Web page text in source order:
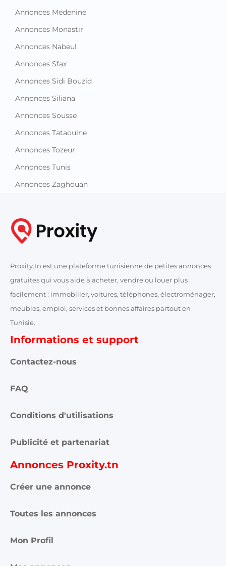
Annonces Medenine
Annonces Monastir
Annonces Nabeul
Annonces Sfax
Annonces Sidi Bouzid
Annonces Siliana
Annonces Sousse
Annonces Tataouine
Annonces Tozeur
Annonces Tunis
Annonces Zaghouan
Proxity.tn est une plateforme tunisienne de petites annonces
gratuites qui vous aide à acheter, vendre ou louer plus
facilement : immobilier, voitures, téléphones, électroménager,
meubles, emploi, services et bonnes affaires partout en
Tunisie.
Informations et support
Contactez-nous
FAQ
Conditions d'utilisations
Publicité et partenariat
Annonces Proxity.tn
Créer une annonce
Toutes les annonces
Mon Profil